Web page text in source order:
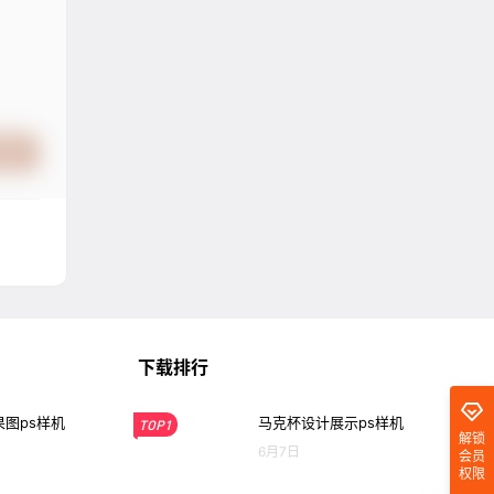
解锁
会员
权限
图ps样机
下载排行
TOP1 马克杯设计展示ps样机
6月7日